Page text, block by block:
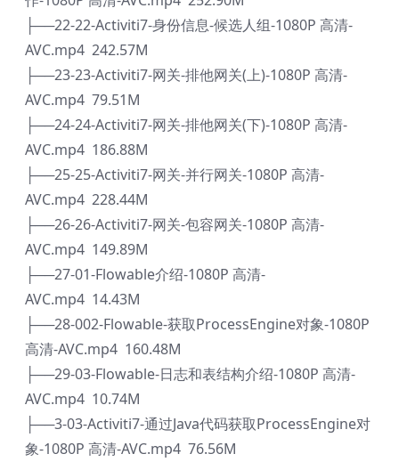
├──22-22-Activiti7-身份信息-候选人组-1080P 高清-
AVC.mp4 242.57M
├──23-23-Activiti7-网关-排他网关(上)-1080P 高清-
AVC.mp4 79.51M
├──24-24-Activiti7-网关-排他网关(下)-1080P 高清-
AVC.mp4 186.88M
├──25-25-Activiti7-网关-并行网关-1080P 高清-
AVC.mp4 228.44M
├──26-26-Activiti7-网关-包容网关-1080P 高清-
AVC.mp4 149.89M
├──27-01-Flowable介绍-1080P 高清-
AVC.mp4 14.43M
├──28-002-Flowable-获取ProcessEngine对象-1080P
高清-AVC.mp4 160.48M
├──29-03-Flowable-日志和表结构介绍-1080P 高清-
AVC.mp4 10.74M
├──3-03-Activiti7-通过Java代码获取ProcessEngine对
象-1080P 高清-AVC.mp4 76.56M